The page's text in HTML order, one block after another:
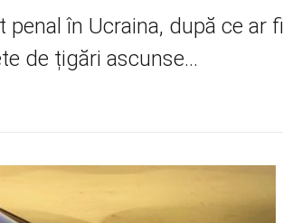
în Ucraina, după ce ar
de țigări ascunse...